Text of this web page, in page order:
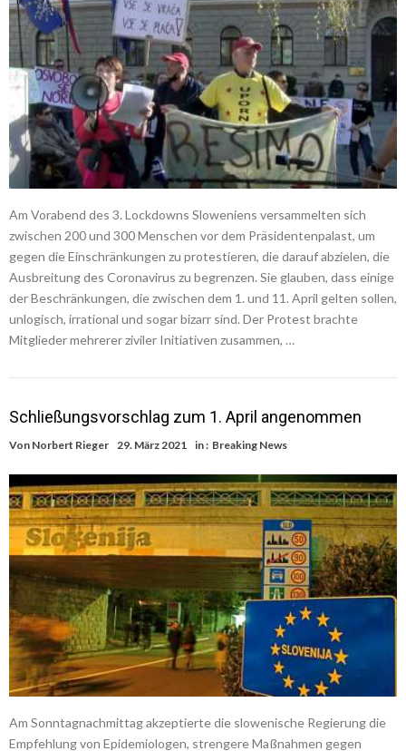
Am Vorabend des 3. Lockdowns Sloweniens versammelten sich
zwischen 200 und 300 Menschen vor dem Präsidentenpalast, um
gegen die Einschränkungen zu protestieren, die darauf abzielen, die
Ausbreitung des Coronavirus zu begrenzen. Sie glauben, dass einige
der Beschränkungen, die zwischen dem 1. und 11. April gelten sollen,
unlogisch, irrational und sogar bizarr sind. Der Protest brachte
Mitglieder mehrerer ziviler Initiativen zusammen, …
Schließungsvorschlag zum 1. April angenommen
Von Norbert Rieger 29. März 2021 in : Breaking News
Am Sonntagnachmittag akzeptierte die slowenische Regierung die
Empfehlung von Epidemiologen, strengere Maßnahmen gegen